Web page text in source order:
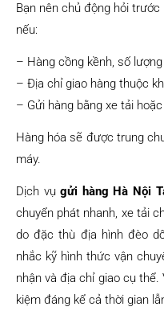
Bạn nên chủ động hỏi
nếu:
– Hàng cồng kềnh, số
– Địa chỉ giao hàng thuộc
– Gửi hàng bằng xe tải
Hàng hóa sẽ được trung
máy.
Dịch vụgửi hàng Hà Nội
chuyển phát nhanh, xe tải
do đặc thù địa hình đèo
nhắc kỹ hình thức vận
nhận và địa chỉ giao cụ
kiệm đáng kể cả thời gian